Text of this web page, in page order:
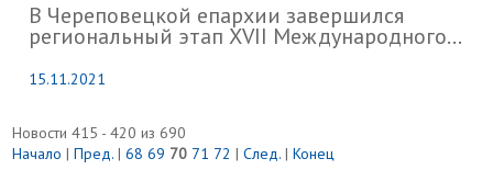
В Череповецкой епархии завершился
региональный этап XVII Международного...
15.11.2021
Новости 415 - 420 из 690
Начало |Пред. |68 69 70 71 72 |След. |Конец